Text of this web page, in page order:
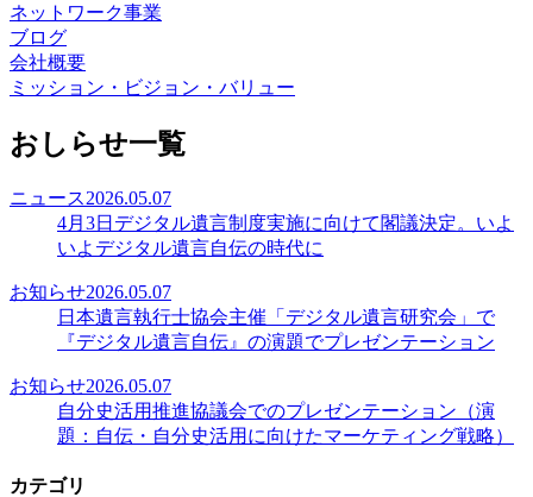
ネットワーク事業
ブログ
会社概要
ミッション・ビジョン・バリュー
おしらせ一覧
ニュース2026.05.07
4月3日デジタル遺言制度実施に向けて閣議決定。いよ
いよデジタル遺言自伝の時代に
お知らせ2026.05.07
日本遺言執行士協会主催「デジタル遺言研究会」で
『デジタル遺言自伝』の演題でプレゼンテーション
お知らせ2026.05.07
自分史活用推進協議会でのプレゼンテーション（演
題：自伝・自分史活用に向けたマーケティング戦略）
カテゴリ